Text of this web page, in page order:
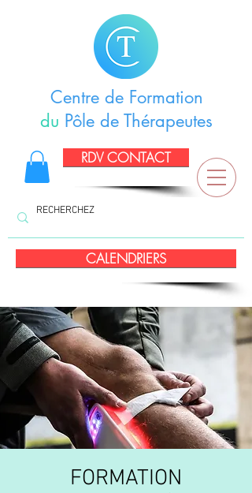
Centre de Formation
du Pôle de Thérapeutes
RDV CONTACT
CALENDRIERS
FORMATION